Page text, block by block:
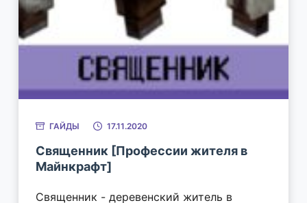
ГАЙДЫ 17.11.2020
Священник [Профессии жителя в
Майнкрафт]
Священник - деревенский житель в